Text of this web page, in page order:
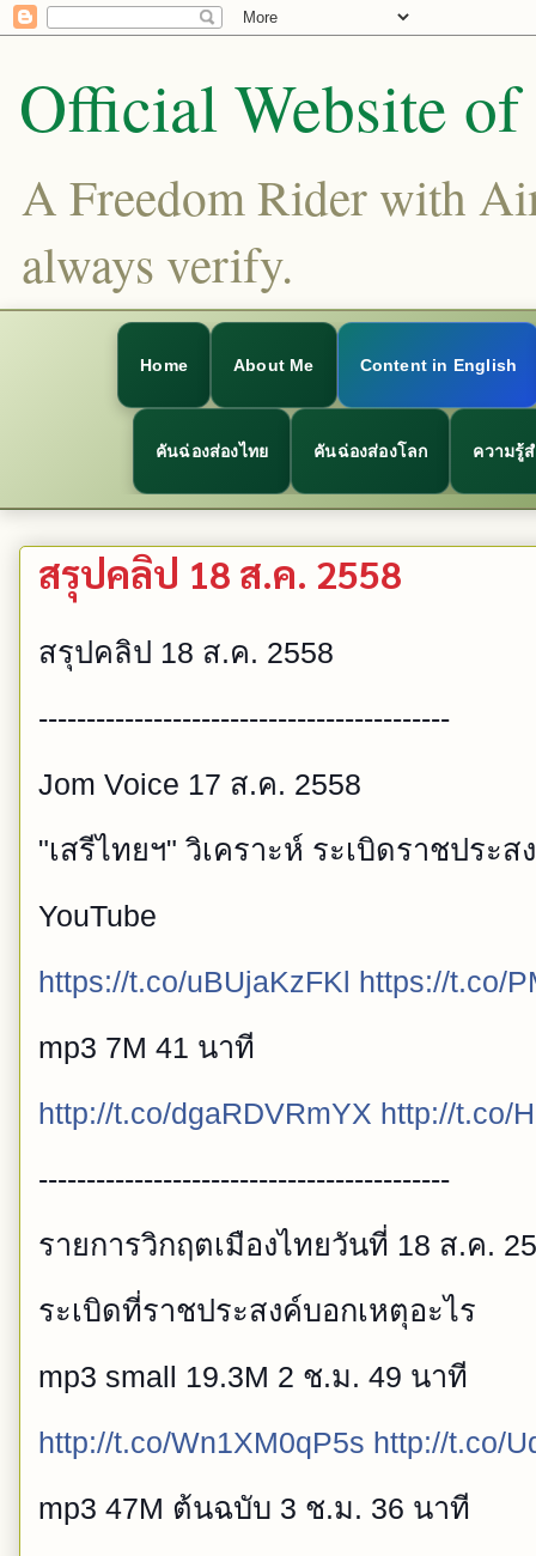
Official Website
A Freedom Rider with
always verify.
Home About Me Content in English
คันฉ่องส่องไทย คันฉ่องส่องโลก ความรู้
สรุปคลิป 18 ส.ค. 2558
สรุปคลิป 18 ส.ค. 2558
-------------------------------------------
Jom Voice 17 ส.ค. 2558
"เสรีไทยฯ" วิเคราะห์ ระเบิดราชปร
YouTube
https://t.co/uBUjaKzFKl https://t.co/
mp3 7M 41 นาที
http://t.co/dgaRDVRmYX http://t.co/
-------------------------------------------
รายการวิกฤตเมืองไทยวันที่ 18 ส.ค.
ระเบิดที่ราชประสงค์บอกเหตุอะไร
mp3 small 19.3M 2 ช.ม. 49 นาที
http://t.co/Wn1XM0qP5s http://t.co/
mp3 47M ต้นฉบับ 3 ช.ม. 36 นาที